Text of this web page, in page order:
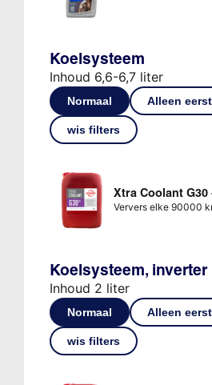
Koelsysteem
Inhoud 6,6-6,7 liter
Normaal Alleen
wis filters
Xtra Coolant G30
Ververs elke 90000
Koelsysteem, inverter
Inhoud 2 liter
Normaal Alleen
wis filters